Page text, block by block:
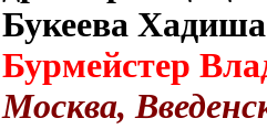
Букеева
Бурмейстер
Москва,